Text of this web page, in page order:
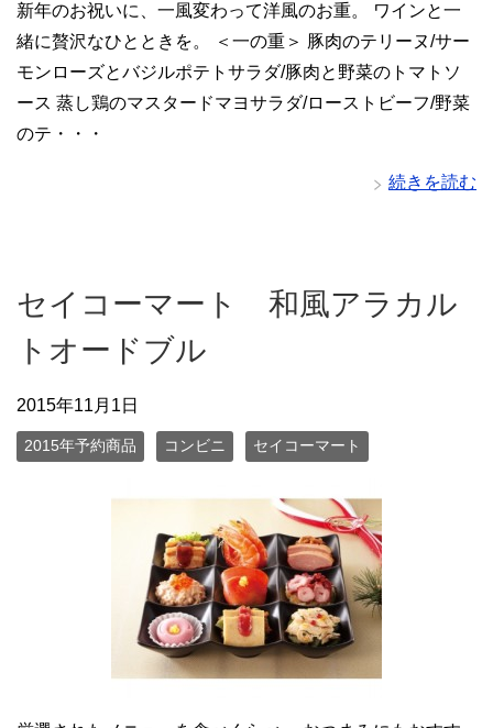
新年のお祝いに、一風変わって洋風のお重。 ワインと一
緒に贅沢なひとときを。 ＜一の重＞ 豚肉のテリーヌ/サー
モンローズとバジルポテトサラダ/豚肉と野菜のトマトソ
ース 蒸し鶏のマスタードマヨサラダ/ローストビーフ/野菜
のテ・・・
続きを読む
セイコーマート 和風アラカル
トオードブル
2015年11月1日
2015年予約商品 コンビニ セイコーマート